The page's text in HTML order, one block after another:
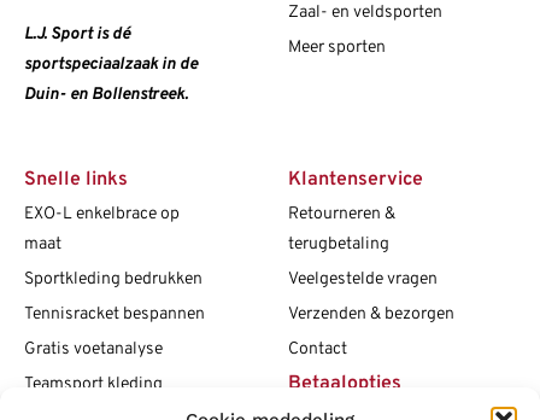
L.J. Sport is dé
sportspeciaalzaak in de
Duin- en Bollenstreek.
Zaal- en veldsporten
Meer sporten
Snelle links
EXO-L enkelbrace op
maat
Sportkleding bedrukken
Tennisracket bespannen
Gratis voetanalyse
Teamsport kleding
Klantenservice
Retourneren &
terugbetaling
Veelgestelde vragen
Verzenden & bezorgen
Contact
Betaalopties